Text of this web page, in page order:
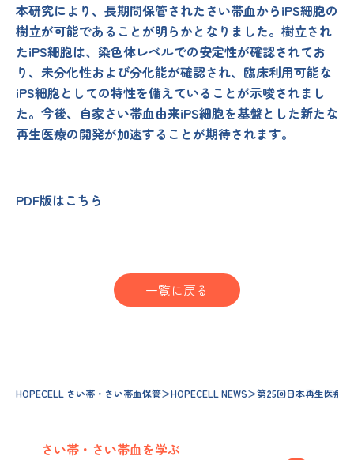
本研究により、長期間保管されたさい帯血からiPS細胞の
樹立が可能であることが明らかとなりました。樹立され
たiPS細胞は、染色体レベルでの安定性が確認されてお
り、未分化性および分化能が確認され、臨床利用可能な
iPS細胞としての特性を備えていることが示唆されまし
た。今後、自家さい帯血由来iPS細胞を基盤とした新たな
再生医療の開発が加速することが期待されます。
PDF版はこちら
一覧に戻る
HOPECELL さい帯・さい帯血保管＞HOPECELL NEWS＞第25回日本再生医療
さい帯・さい帯血を学ぶ